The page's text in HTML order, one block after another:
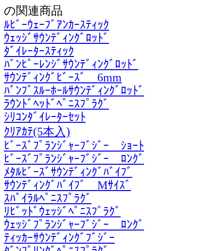
の関連商品
ﾙﾋﾞｰｳｪｰﾌﾞｱﾝｶｰｽﾃｨｯｸ
ｳｪｯｼﾞｻｳﾝﾃﾞｨﾝｸﾞﾛｯﾄﾞ
ﾀﾞｲﾚｰﾀｰｽﾃｨｯｸ
ﾊﾞﾝﾋﾟｰﾚﾝｼﾞｻｳﾝﾃﾞｨﾝｸﾞﾛｯﾄﾞ
ｻｳﾝﾃﾞｨﾝｸﾞﾋﾞｰｽﾞ 6mm
ﾊﾞﾝﾌﾟｽﾙｰﾎｰﾙｻｳﾝﾃﾞｨﾝｸﾞﾛｯﾄﾞ
ﾗｳﾝﾄﾞﾍｯﾄﾞﾍﾟﾆｽﾌﾟﾗｸﾞ
ｼﾘｺﾝﾀﾞｲﾚｰﾀｰｾｯﾄ
ｸﾘｱｶﾃ(5本入)
ﾋﾞｰｽﾞﾌﾟﾗﾝｼﾞｬｰﾌﾞｼﾞｰ ｼｮｰﾄ
ﾋﾞｰｽﾞﾌﾟﾗﾝｼﾞｬｰﾌﾞｼﾞｰ ﾛﾝｸﾞ
ﾒﾀﾙﾋﾞｰｽﾞｻｳﾝﾃﾞｨﾝｸﾞﾊﾞｲﾌﾞ
ｻｳﾝﾃﾞｨﾝｸﾞﾊﾞｲﾌﾞ Mｻｲｽﾞ
ｽﾊﾟｲﾗﾙﾍﾟﾆｽﾌﾟﾗｸﾞ
ﾘﾋﾞｯﾄﾞｳｪｯｼﾞﾍﾟﾆｽﾌﾟﾗｸﾞ
ｳｪｯｼﾞﾌﾟﾗﾝｼﾞｬｰﾌﾞｼﾞｰ ﾛﾝｸﾞ
ﾃｨｯｶｰｻｳﾝﾃﾞｨﾝｸﾞﾌﾞｼﾞｰ